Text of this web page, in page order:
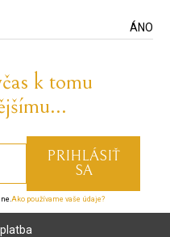
ÁNO
k tomu
Ako používame vaše údaje?